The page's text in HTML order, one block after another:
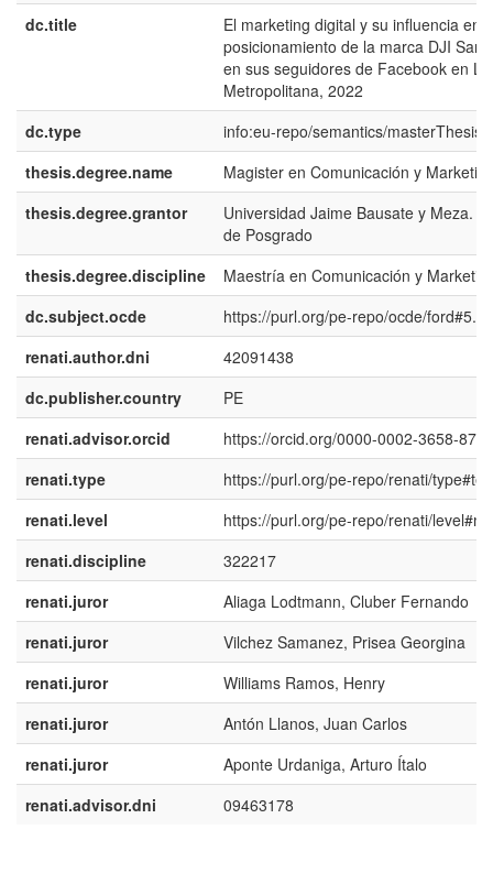
dc.title
El marketing digital y su influencia en
posicionamiento de la marca DJI San
en sus seguidores de Facebook en
Metropolitana, 2022
dc.type
info:eu-repo/semantics/masterThesis
thesis.degree.name
Magister en Comunicación y
thesis.degree.grantor
Universidad Jaime Bausate y Meza.
de Posgrado
thesis.degree.discipline
Maestría en Comunicación y
dc.subject.ocde
https://purl.org/pe-repo/ocde/
renati.author.dni
42091438
dc.publisher.country
PE
renati.advisor.orcid
https://orcid.org/0000-0002-3658-8788
renati.type
https://purl.org/pe-repo/renati/
renati.level
https://purl.org/pe-repo/renati/
renati.discipline
322217
renati.juror
Aliaga Lodtmann, Cluber Fernando
renati.juror
Vilchez Samanez, Prisea Georgina
renati.juror
Williams Ramos, Henry
renati.juror
Antón Llanos, Juan Carlos
renati.juror
Aponte Urdaniga, Arturo Ítalo
renati.advisor.dni
09463178